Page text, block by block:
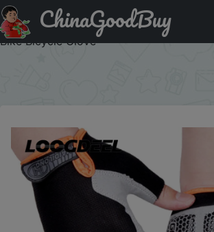
Придбати HOT Cycling Anti-slip Anti-
Half Finger Gloves Breathable Anti-
Bike Bicycle Glove
ChinaGoodBuy